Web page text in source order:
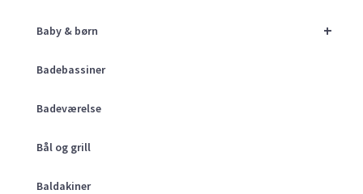
+
Baby & børn
Badebassiner
Badeværelse
Bål og grill
Baldakiner